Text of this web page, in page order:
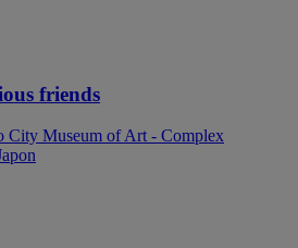
friends
City Museum of Art - Complex